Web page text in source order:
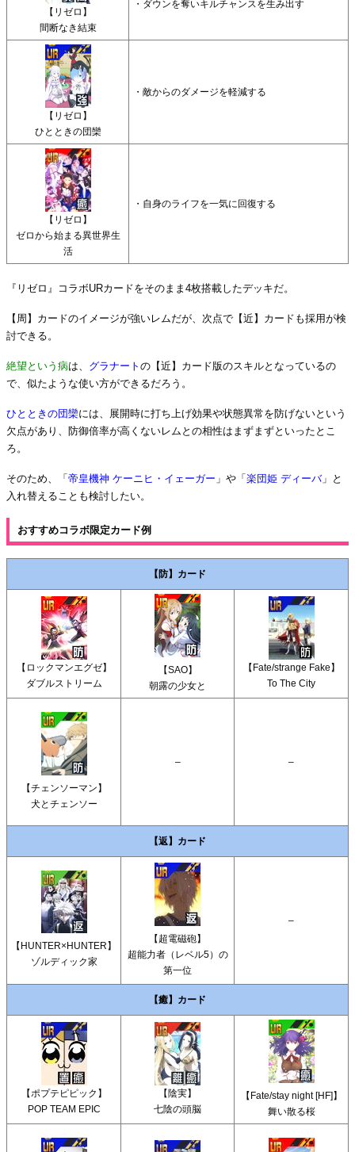
【リゼロ】
間断なき結束
・ダウンを奪いキルチャンスを生み出す
【リゼロ】
ひとときの団欒
・敵からのダメージを軽減する
【リゼロ】
ゼロから始まる異世界生
活
・自身のライフを一気に回復する
『リゼロ』コラボURカードをそのまま4枚搭載したデッキだ。
【周】カードのイメージが強いレムだが、次点で【近】カードも採用が検
討できる。
絶望という病は、 グラナート の【近】カード版のスキルとなっているの
で、似たような使い方ができるだろう。
ひとときの団欒には、展開時に打ち上げ効果や状態異常を防げないという
欠点があり、防御倍率が高くないレムとの相性はまずまずといったとこ
ろ。
そのため、「帝皇機神 ケーニヒ・イェーガー 」や「楽団姫 ディーバ」と
入れ替えることも検討したい。
おすすめコラボ限定カード例
【防】カード
【ロックマンエグゼ】
ダブルストリーム
【SAO】
朝露の少女と
【Fate/strange Fake】
To The City
【チェンソーマン】
犬とチェンソー
– –
【返】カード
【HUNTER×HUNTER】
ゾルディック家
【超電磁砲】
超能力者（レベル5）の
第一位
–
【癒】カード
【ポプテピピック】
POP TEAM EPIC
【陰実】
七陰の頭脳
【Fate/stay night [HF]】
舞い散る桜